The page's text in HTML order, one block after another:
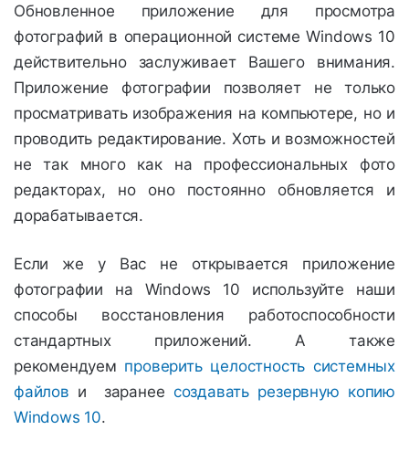
Обновленное приложение для просмотра
фотографий в операционной системе Windows 10
действительно заслуживает Вашего внимания.
Приложение фотографии позволяет не только
просматривать изображения на компьютере, но и
проводить редактирование. Хоть и возможностей
не так много как на профессиональных фото
редакторах, но оно постоянно обновляется и
дорабатывается.
Если же у Вас не открывается приложение
фотографии на Windows 10 используйте наши
способы восстановления работоспособности
стандартных приложений. А также
рекомендуем проверить целостность системных
файлов и заранее создавать резервную копию
Windows 10.